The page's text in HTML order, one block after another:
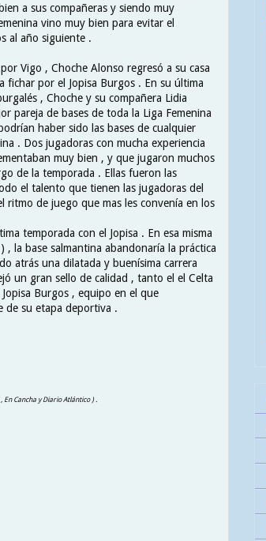
a sus compañeras y siendo muy
vino muy bien para evitar el
al año siguiente .
Vigo , Choche Alonso regresó a su casa
fichar por el Jopisa Burgos . En su última
, Choche y su compañera Lidia
pareja de bases de toda la Liga Femenina
haber sido las bases de cualquier
. Dos jugadoras con mucha experiencia
muy bien , y que jugaron muchos
de la temporada . Ellas fueron las
el talento que tienen las jugadoras del
ritmo de juego que mas les convenía en los
temporada con el Jopisa . En esa misma
la base salmantina abandonaría la práctica
atrás una dilatada y buenísima carrera
un gran sello de calidad , tanto el el Celta
Burgos , equipo en el que
de su etapa deportiva .
Cancha y Diario Atlántico ) .